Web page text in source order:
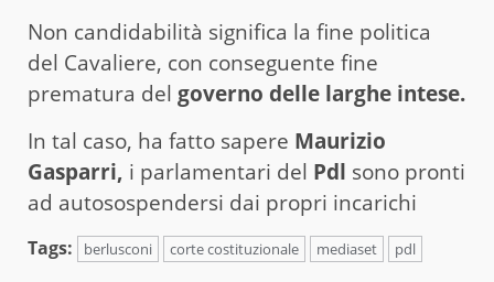
Non candidabilità significa la fine politica
del Cavaliere, con conseguente fine
prematura del governo delle larghe intese.
In tal caso, ha fatto sapere Maurizio
Gasparri, i parlamentari del Pdl sono pronti
ad autosospendersi dai propri incarichi
Tags: berlusconi corte costituzionale mediaset pdl